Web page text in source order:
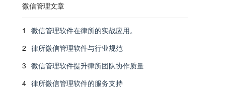
微信管理文章
1
微信管理软件在律所的实战应用。
2 律所微信管理软件与行业规范
3 微信管理软件提升律所团队协作质量
4 律所微信管理软件的服务支持